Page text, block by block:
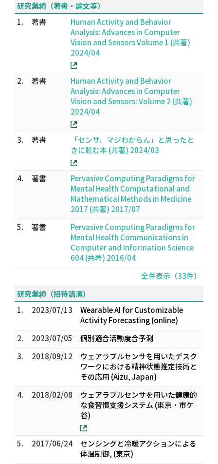
研究業績（著書・論文等）
1.
著書
Human Activity and Behavior
Analysis: Advances in Computer
Vision and Sensors Volume 1 (共著)
2024/04
2. 著書
Human Activity and Behavior
Analysis: Advances in Computer
Vision and Sensors: Volume 2 (共著)
2024/04
3. 著書
「センサ、マジわからん」と思ったと
きに読む本 (共著) 2024/03
4. 著書
Pervasive Computing Paradigms for
Mental Health Computational and
Mathematical Methods in Medicine
2017 (共著) 2017/07
5.
著書
Pervasive Computing Paradigms for
Mental Health Communications in
Computer and Information Science
604 (共著) 2016/04
全件表示（33件）
研究業績（招待講演）
1.
2023/07/13
Wearable AI for Customizable
Activity Forecasting (online)
2.
2023/07/05
個別適合活動度合予測
3.
2018/09/12
ウェアラブルセンサを用いたデスク
ワークにおける精神状態推定技術と
その応用 (Aizu, Japan)
4.
2018/02/08
ウェアラブルセンサを用いた健康的
な食習慣支援システム (東京・市ケ
谷)
5. 2017/06/24
センシングと冷暖アクションによる
体温制御, (東京)